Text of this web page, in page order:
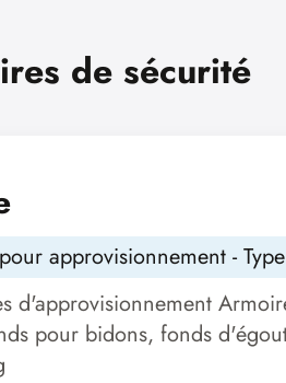
de sécurité
approvisionnement -
d'approvisionnement
pour bidons, fonds